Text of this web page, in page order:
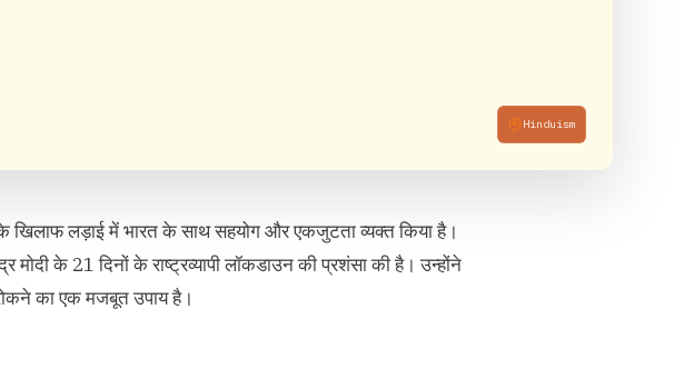
Hinduism
खिलाफ लड़ाई में भारत के साथ सहयोग और एकजुटता व्यक्त किया है।
मोदी के 21 दिनों के राष्ट्रव्यापी लॉकडाउन की प्रशंसा की है। उन्‍होंने
रोकने का एक मजबूत उपाय है।